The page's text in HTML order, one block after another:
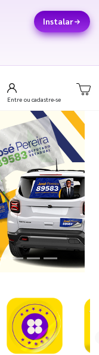
Instalar
Entre ou cadastre-se
Next